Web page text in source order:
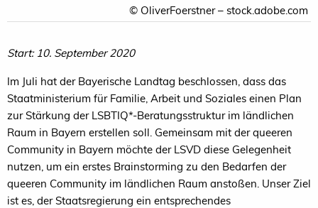
© OliverFoerstner – stock.adobe.com
Start: 10. September 2020
Im Juli hat der Bayerische Landtag beschlossen, dass das
Staatministerium für Familie, Arbeit und Soziales einen Plan
zur Stärkung der LSBTIQ*-Beratungsstruktur im ländlichen
Raum in Bayern erstellen soll. Gemeinsam mit der queeren
Community in Bayern möchte der LSVD diese Gelegenheit
nutzen, um ein erstes Brainstorming zu den Bedarfen der
queeren Community im ländlichen Raum anstoßen. Unser Ziel
ist es, der Staatsregierung ein entsprechendes